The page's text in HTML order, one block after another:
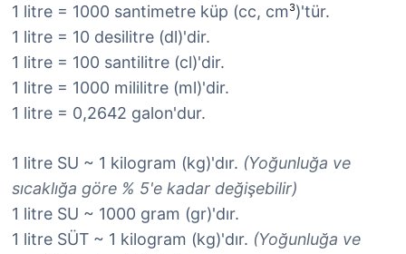
1 litre = 1000 santimetre küp (cc, cm3)'tür.
1 litre = 10 desilitre (dl)'dir.
1 litre = 100 santilitre (cl)'dir.
1 litre = 1000 mililitre (ml)'dir.
1 litre = 0,2642 galon'dur.
1 litre SU ~ 1 kilogram (kg)'dır. (Yoğunluğa ve
sıcaklığa göre % 5'e kadar değişebilir)
1 litre SU ~ 1000 gram (gr)'dır.
1 litre SÜT ~ 1 kilogram (kg)'dır. (Yoğunluğa ve